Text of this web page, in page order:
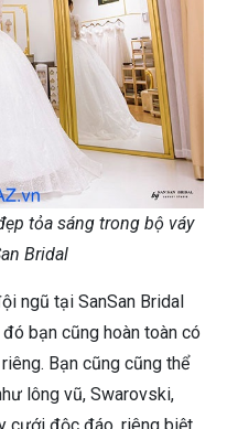
tỏa sáng trong bộ váy
Bridal
ngũ tại SanSan Bridal
bạn cũng hoàn toàn có
Bạn cũng cũng thể
lông vũ, Swarovski,